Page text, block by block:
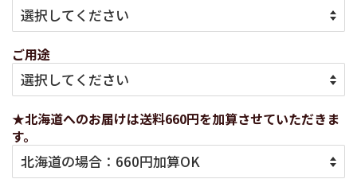
ご用途
★北海道へのお届けは送料660円を加算させていただきま
す。